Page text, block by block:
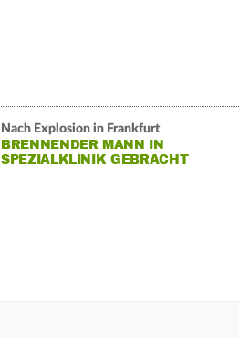
Nach Explosion in Frankfurt
BRENNENDER MANN IN
SPEZIALKLINIK GEBRACHT